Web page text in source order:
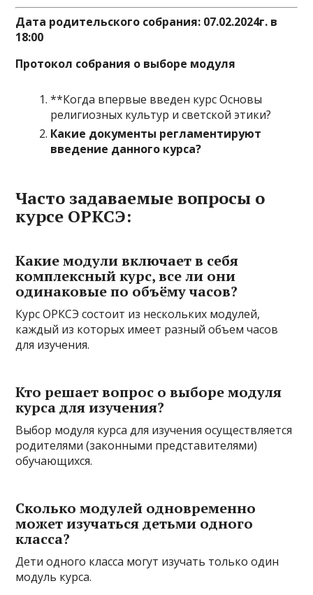
Дата родительского собрания: 07.02.2024г. в
18:00
Протокол собрания о выборе модуля
**Когда впервые введен курс Основы
религиозных культур и светской этики?
Какие документы регламентируют
введение данного курса?
Часто задаваемые вопросы о
курсе ОРКСЭ:
Какие модули включает в себя
комплексный курс, все ли они
одинаковые по объёму часов?
Курс ОРКСЭ состоит из нескольких модулей,
каждый из которых имеет разный объем часов
для изучения.
Кто решает вопрос о выборе модуля
курса для изучения?
Выбор модуля курса для изучения осуществляется
родителями (законными представителями)
обучающихся.
Сколько модулей одновременно
может изучаться детьми одного
класса?
Дети одного класса могут изучать только один
модуль курса.